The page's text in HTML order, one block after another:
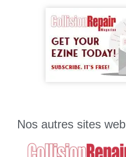
Nos autres sites web